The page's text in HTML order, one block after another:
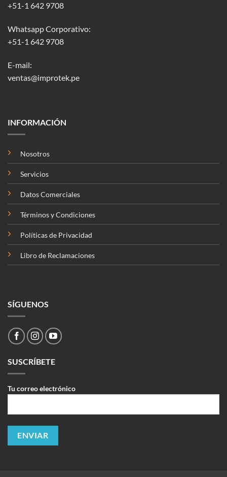
+51-1 642 9708
Whatsapp Corporativo:
+51-1 642 9708
E-mail:
ventas@improtek.pe
INFORMACIÓN
Nosotros
Servicios
Datos Comerciales
Términos y Condiciones
Políticas de Privacidad
Libro de Reclamaciones
SÍGUENOS
SUSCRÍBETE
Tu correo electrónico